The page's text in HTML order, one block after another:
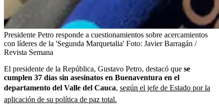
Presidente Petro responde a cuestionamientos sobre acercamientos
con líderes de la 'Segunda Marquetalia' Foto: Javier Barragán /
Revista Semana
El presidente de la República, Gustavo Petro, destacó que se
cumplen 37 días sin asesinatos en Buenaventura en el
departamento del Valle del Cauca, según el jefe de Estado por la
aplicación de su política de paz total.